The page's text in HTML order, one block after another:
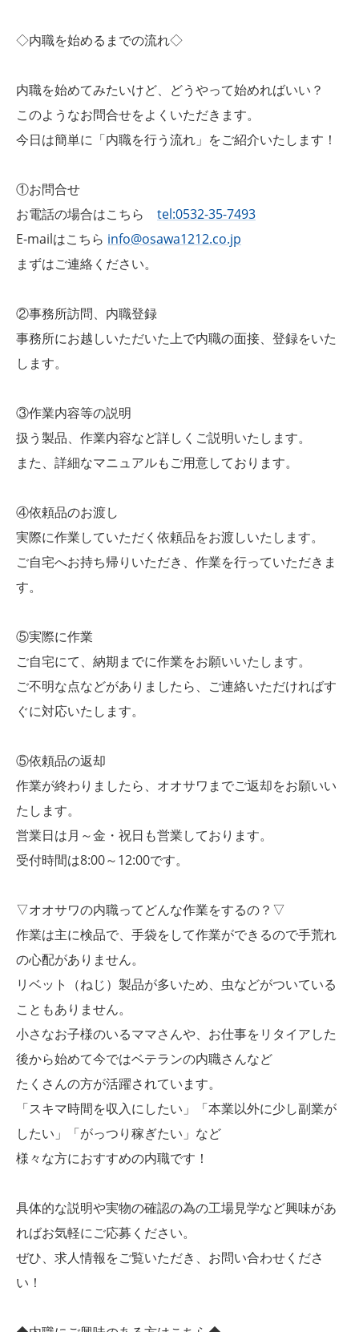
◇内職を始めるまでの流れ◇
内職を始めてみたいけど、どうやって始めればいい？
このようなお問合せをよくいただきます。
今日は簡単に「内職を行う流れ」をご紹介いたします！
①お問合せ
お電話の場合はこちら tel:0532-35-7493
E-mailはこちら info@osawa1212.co.jp
まずはご連絡ください。
②事務所訪問、内職登録
事務所にお越しいただいた上で内職の面接、登録をいた
します。
③作業内容等の説明
扱う製品、作業内容など詳しくご説明いたします。
また、詳細なマニュアルもご用意しております。
④依頼品のお渡し
実際に作業していただく依頼品をお渡しいたします。
ご自宅へお持ち帰りいただき、作業を行っていただきま
す。
⑤実際に作業
ご自宅にて、納期までに作業をお願いいたします。
ご不明な点などがありましたら、ご連絡いただければす
ぐに対応いたします。
⑤依頼品の返却
作業が終わりましたら、オオサワまでご返却をお願いい
たします。
営業日は月～金・祝日も営業しております。
受付時間は8:00～12:00です。
▽オオサワの内職ってどんな作業をするの？▽
作業は主に検品で、手袋をして作業ができるので手荒れ
の心配がありません。
リベット（ねじ）製品が多いため、虫などがついている
こともありません。
小さなお子様のいるママさんや、お仕事をリタイアした
後から始めて今ではベテランの内職さんなど
たくさんの方が活躍されています。
「スキマ時間を収入にしたい」「本業以外に少し副業が
したい」「がっつり稼ぎたい」など
様々な方におすすめの内職です！
具体的な説明や実物の確認の為の工場見学など興味があ
ればお気軽にご応募ください。
ぜひ、求人情報をご覧いただき、お問い合わせくださ
い！